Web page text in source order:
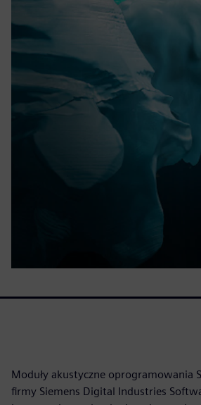
Moduły akustyczne oprogramowania
firmy Siemens Digital Industries